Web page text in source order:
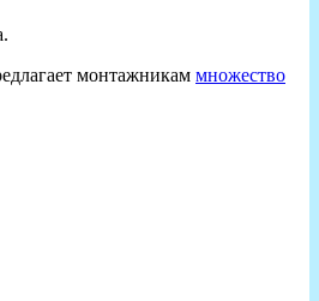
монтажникам множество